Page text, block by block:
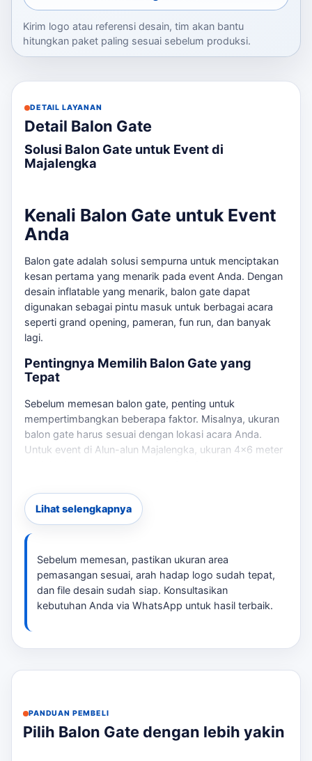
Kirim logo atau referensi desain, tim akan bantu
hitungkan paket paling sesuai sebelum produksi.
DETAIL LAYANAN
Detail Balon Gate
Solusi Balon Gate untuk Event di
Majalengka
Kenali Balon Gate untuk Event
Anda
Balon gate adalah solusi sempurna untuk menciptakan
kesan pertama yang menarik pada event Anda. Dengan
desain inflatable yang menarik, balon gate dapat
digunakan sebagai pintu masuk untuk berbagai acara
seperti grand opening, pameran, fun run, dan banyak
lagi.
Pentingnya Memilih Balon Gate yang
Tepat
Sebelum memesan balon gate, penting untuk
mempertimbangkan beberapa faktor. Misalnya, ukuran
balon gate harus sesuai dengan lokasi acara Anda.
Untuk event di Alun-alun Majalengka, ukuran 4×6 meter
membantu pembaca menjaga brief tetap selaras
dengan target promosi.
Selain itu, pastikan Anda mempertimbangkan desain
kebutuhan berkembang ke layanan terkait,Laksana
Balon Majalengka membantu pembaca menjaga brief
tetap selaras dengan target promosi.
Checklist Sebelum Memesan
Jadwal pemasangan dan pengambilan
Dengan memperhatikan checklist ini, Anda dapat
Lihat selengkapnya
Sebelum memesan, pastikan ukuran area
pemasangan sesuai, arah hadap logo sudah tepat,
dan file desain sudah siap. Konsultasikan
kebutuhan Anda via WhatsApp untuk hasil terbaik.
PANDUAN PEMBELI
Pilih Balon Gate dengan lebih yakin